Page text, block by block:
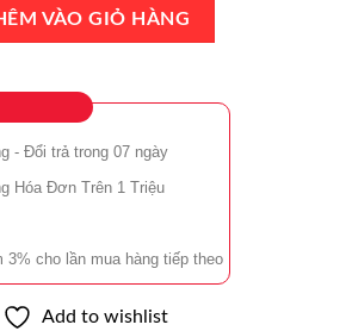
Petra Eau De Parfum 100ml Chính Hãng
VÀO GIỎ HÀNG
- Đổi trả trong 07 ngày
Hóa Đơn Trên 1 Triệu
3% cho lần mua hàng tiếp theo
Add to wishlist